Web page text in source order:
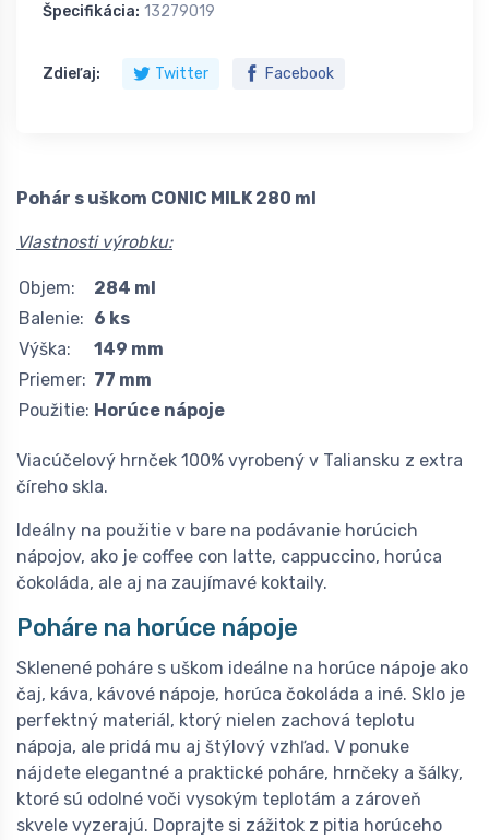
Špecifikácia: 13279019
Zdieľaj: Twitter Facebook
Pohár s uškom CONIC MILK 280 ml
Vlastnosti výrobku:
Objem:
284 ml
Balenie: 6 ks
Výška:
149 mm
Priemer: 77 mm
Použitie: Horúce nápoje
Viacúčelový hrnček 100% vyrobený v Taliansku z extra
číreho skla.
Ideálny na použitie v bare na podávanie horúcich
nápojov, ako je coffee con latte, cappuccino, horúca
čokoláda, ale aj na zaujímavé koktaily.
Poháre na horúce nápoje
Sklenené poháre s uškom ideálne na horúce nápoje ako
čaj, káva, kávové nápoje, horúca čokoláda a iné. Sklo je
perfektný materiál, ktorý nielen zachová teplotu
nápoja, ale pridá mu aj štýlový vzhľad. V ponuke
nájdete elegantné a praktické poháre, hrnčeky a šálky,
ktoré sú odolné voči vysokým teplotám a zároveň
skvele vyzerajú. Doprajte si zážitok z pitia horúceho